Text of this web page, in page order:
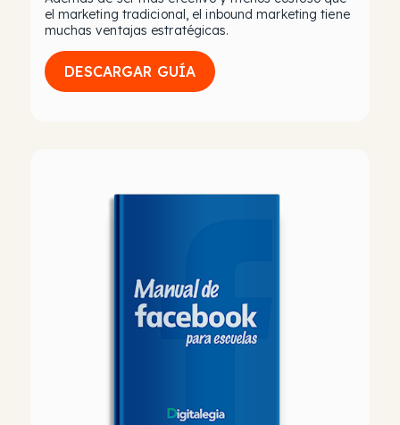
el marketing tradicional, el inbound marketing tiene
muchas ventajas estratégicas.
DESCARGAR GUÍA